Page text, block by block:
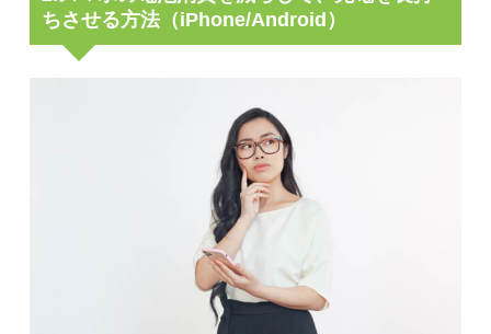
ちさせる方法（iPhone/Android）